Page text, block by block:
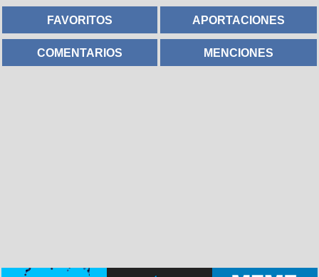
FAVORITOS APORTACIONES
COMENTARIOS MENCIONES